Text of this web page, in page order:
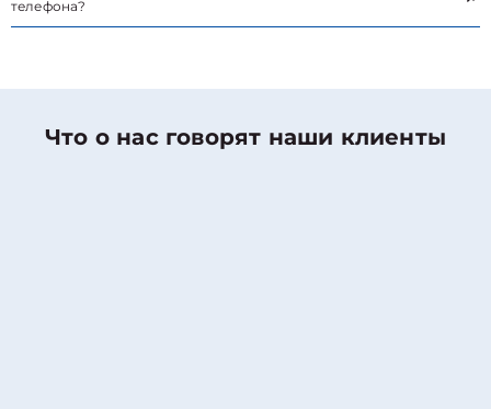
телефона?
Что о нас говорят наши клиенты